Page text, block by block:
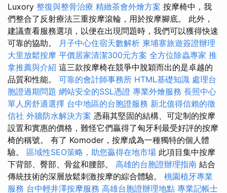
Luxory 整復與整骨治療 精緻茶會外燴方案 按摩椅中，我
們整合了反射療法三重按摩滾輪，用於按摩腳底。 此外，
建議查看服務選項，以便在出現問題時，我們可以獲得快速
可靠的協助。
月子中心住宿天數解析 柬埔寨旅遊簽證辦理
大里放鬆按摩 平價居家清潔300元方案 全方位除蟲專家 推
拿推薦與介紹 這三款按摩椅在競爭中脫穎而出的是卓越的
品質和性能。 可靠的會計師事務所 HTML基礎知識 處理台
胞證過期問題 網站安全的SSL憑證 專業外燴服務 長照中心
單人房舒適選擇 台中地區的台胞證服務 新北值得信賴的徵
信社 外牆防水解決方案 憑藉其堅固的結構、可定制的按摩
設置和實惠的價格，難怪它們贏得了匈牙利最受好評的按摩
椅的稱號。 有了 Komoder，按摩成為一種獨特的個人體
驗。 區域性SEO策略，助您贏得在地市場 此項目集中按摩
下背部、臀部、骨盆和腰部。 高雄的台胞證辦理指南 結合
傳統技術的深層放鬆刺激按摩的綜合體驗。 桃園植牙專業
服務 台中輕井澤按摩服務 高雄台胞證辦理地點 專業記帳士